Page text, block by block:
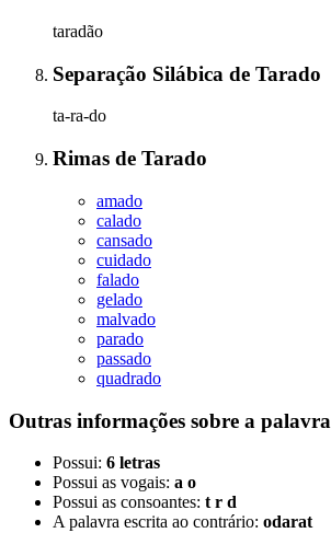
taradão
Separação Silábica de Tarado
ta-ra-do
Rimas de Tarado
amado
calado
cansado
cuidado
falado
gelado
malvado
parado
passado
quadrado
Outras informações sobre a palavra
Possui: 6 letras
Possui as vogais: a o
Possui as consoantes: t r d
A palavra escrita ao contrário: odarat